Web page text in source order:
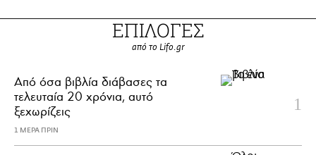
ΕΠΙΛΟΓΕΣ
από το Lifo.gr
Από όσα βιβλία διάβασες τα
τελευταία 20 χρόνια, αυτό
ξεχωρίζεις
1 ΜΕΡΑ ΠΡΙΝ